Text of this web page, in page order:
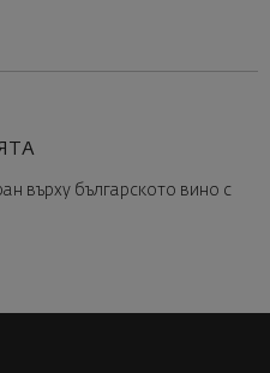
върху българското вино с